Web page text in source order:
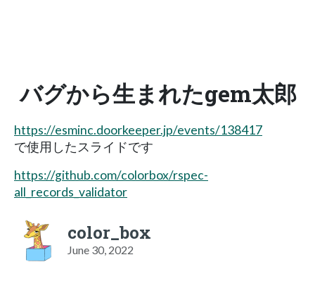
バグから生まれたgem太郎
https://esminc.doorkeeper.jp/events/138417
で使用したスライドです
https://github.com/colorbox/rspec-
all_records_validator
color_box
June 30, 2022